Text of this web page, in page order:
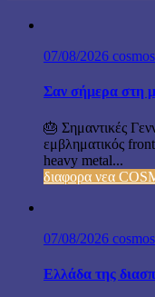
07/08/2026 cosmos
Σαν σήμερα στη
🎂 Σημαντικές
εμβληματικός
heavy metal...
διαφορα νεα
07/08/2026 cosmos
Ελλάδα της